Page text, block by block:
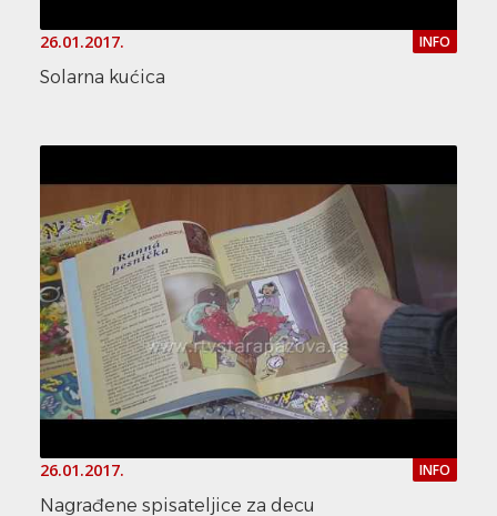
26.01.2017. INFO
Solarna kućica
26.01.2017. INFO
Nagrađene spisateljice za decu